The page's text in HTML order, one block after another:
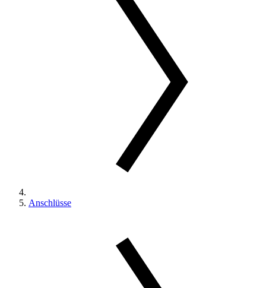
Anschlüsse